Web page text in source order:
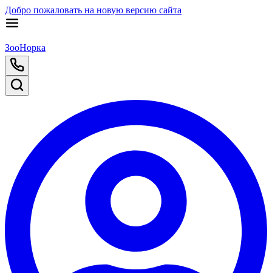
Добро пожаловать на новую версию сайта
ЗооНорка